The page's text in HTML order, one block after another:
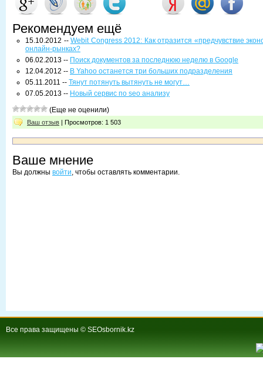
Рекомендуем ещё
15.10.2012 -- Webit Congress 2012: Как отразится «предчувствие
онлайн-рынках?
06.02.2013 -- Поиск документов за последнюю неделю в Google
12.04.2012 -- В Yahoo останется три больших подразделения
05.11.2011 -- Тянут потянуть вытянуть не могут…
07.05.2013 -- Новый сервис по seo анализу
(Еще не оценили)
Ваш отзыв | Просмотров: 1 503
Ваше мнение
Вы должны войти, чтобы оставлять комментарии.
Все права защищены © SEOsbornik.kz